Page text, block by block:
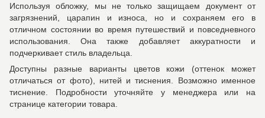
Используя обложку, мы не только защищаем документ от
загрязнений, царапин и износа, но и сохраняем его в
отличном состоянии во время путешествий и повседневного
использования. Она также добавляет аккуратности и
подчеркивает стиль владельца.
Доступны разные варианты цветов кожи (оттенок может
отличаться от фото), нитей и тиснения. Возможно именное
тиснение. Подробности уточняйте у менеджера или на
странице категории товара.